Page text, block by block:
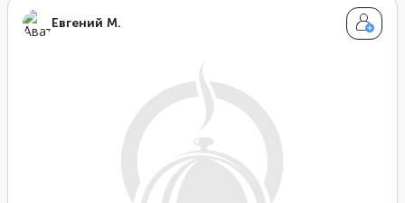
Евгений М.